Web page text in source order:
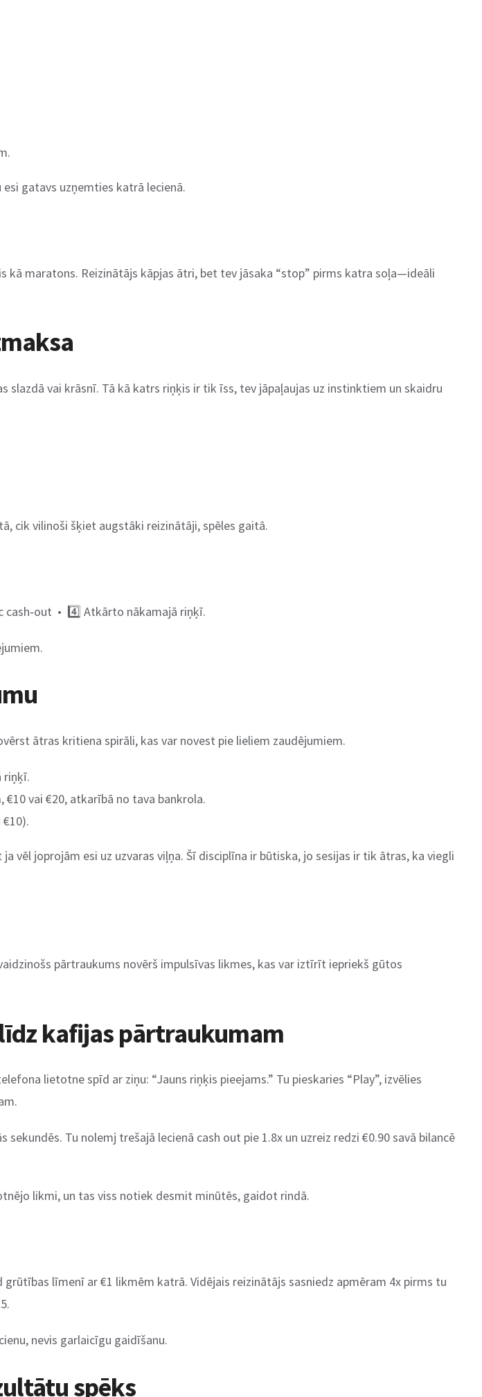
gatavs uzņemties katrā lecienā.
kā maratons. Reizinātājs kāpjas ātri, bet tev jāsaka “stop” pirms katra soļa—ideāli
vai krāsnī. Tā kā katrs riņķis ir tik īss, tev jāpaļaujas uz instinktiem un skaidru
cik vilinoši šķiet augstāki reizinātāji, spēles gaitā.
cash‑out • 4️⃣ Atkārto nākamajā riņķī.
ātras kritiena spirāli, kas var novest pie lieliem zaudējumiem.
riņķī.
vai €20, atkarībā no tava bankrola.
joprojām esi uz uzvaras viļņa. Šī disciplīna ir būtiska, jo sesijas ir tik ātras, ka viegli
pārtraukums novērš impulsīvas likmes, kas var iztīrīt iepriekš gūtos
kafijas pārtraukumam
lietotne spīd ar ziņu: “Jauns riņķis pieejams.” Tu pieskaries “Play”, izvēlies
Tu nolemj trešajā lecienā cash out pie 1.8x un uzreiz redzi €0.90 savā bilancē
likmi, un tas viss notiek desmit minūtēs, gaidot rindā.
līmenī ar €1 likmēm katrā. Vidējais reizinātājs sasniedz apmēram 4x pirms tu
nevis garlaicīgu gaidīšanu.
spēks